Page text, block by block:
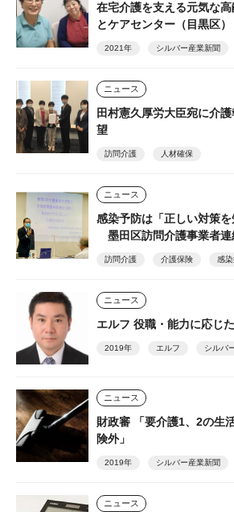
在宅介護を支える元気な
とケアセンター（目黒区）
2021年 シルバー産業新聞
ニュース
田村憲久厚労大臣宛に介
望
訪問介護 人材確保
ニュース
感染予防は「正しい対策を
墨田区訪問介護事業者連
訪問介護 介護保険 感
ニュース
エルフ 役職・能力に応じ
2019年 エルフ シルバ
ニュース
財政審 「要介護1、2の生
険外」
2019年 シルバー産業新聞
ニュース